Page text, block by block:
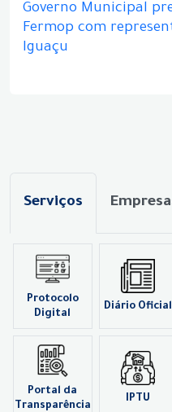
Governo Municipal
Fermop com
Iguaçu
Serviços
Protocolo
Digital
Diário Oficial
Portal da
Transparência
IPTU